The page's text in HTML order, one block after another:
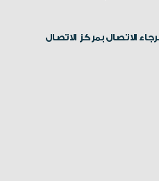
الاتصال بمركز الاتصال